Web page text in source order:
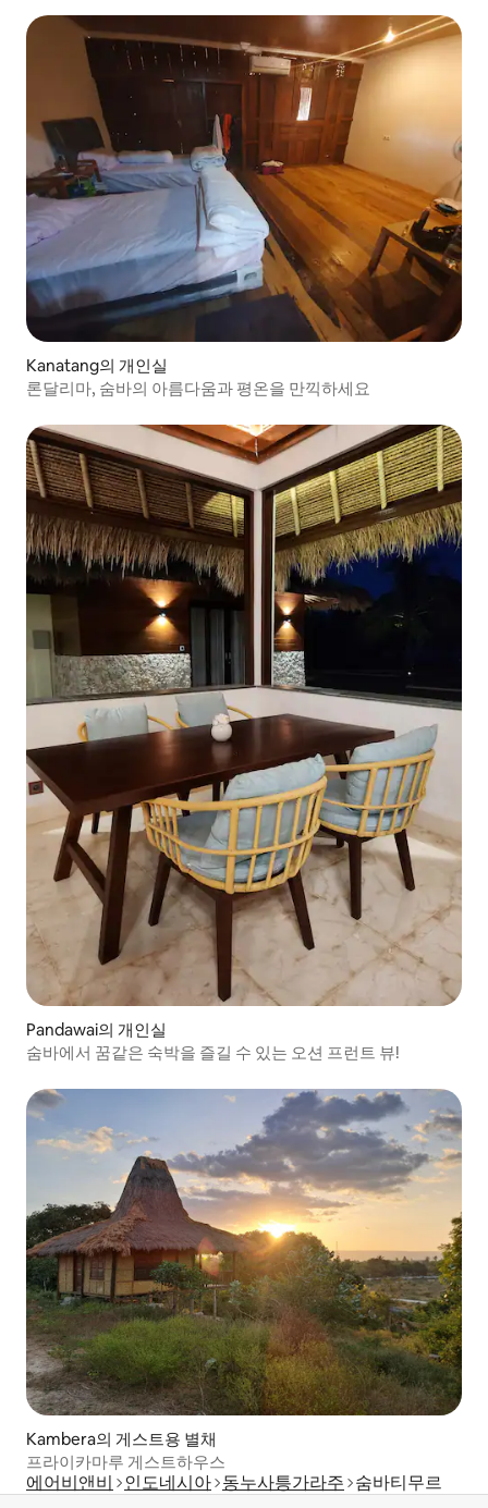
Kanatang의 개인실
론달리마, 숨바의 아름다움과 평온을 만끽하세요
Pandawai의 개인실
숨바에서 꿈같은 숙박을 즐길 수 있는 오션 프런트 뷰!
Kambera의 게스트용 별채
프라이카마루 게스트하우스
에어비앤비 인도네시아 동누사틍가라주 숨바티무르